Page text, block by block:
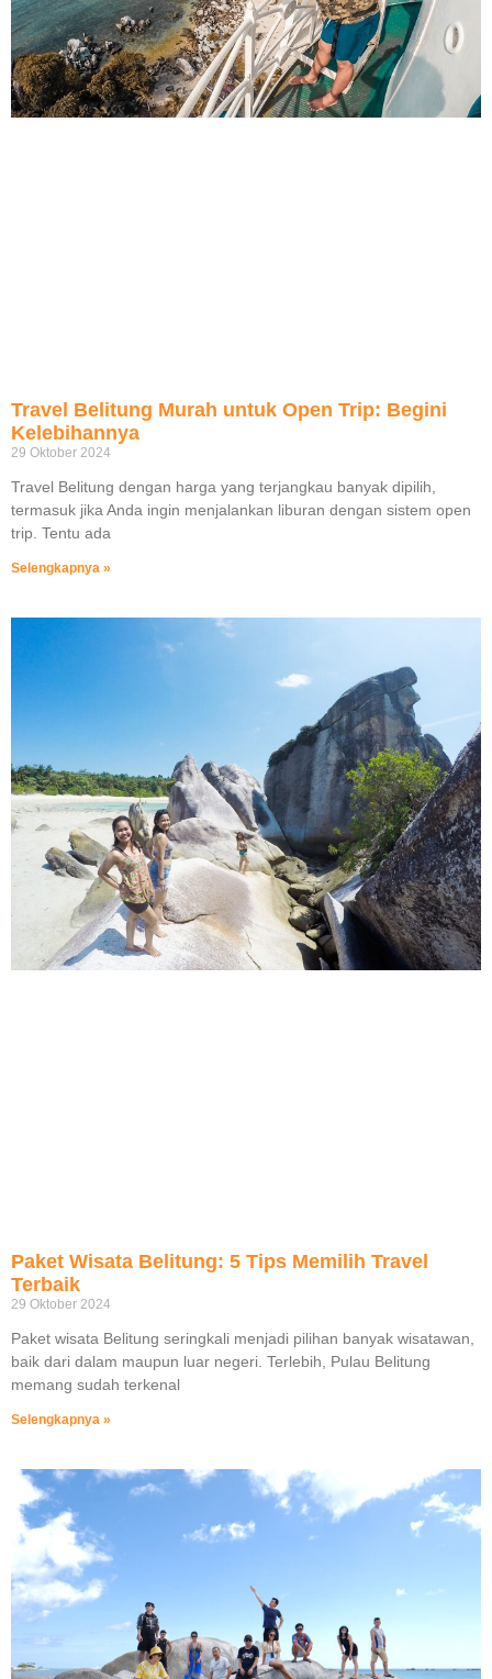
Travel Belitung Murah untuk Open Trip: Begini
Kelebihannya
29 Oktober 2024
Travel Belitung dengan harga yang terjangkau banyak dipilih,
termasuk jika Anda ingin menjalankan liburan dengan sistem open
trip. Tentu ada
Selengkapnya »
Paket Wisata Belitung: 5 Tips Memilih Travel
Terbaik
29 Oktober 2024
Paket wisata Belitung seringkali menjadi pilihan banyak wisatawan,
baik dari dalam maupun luar negeri. Terlebih, Pulau Belitung
memang sudah terkenal
Selengkapnya »